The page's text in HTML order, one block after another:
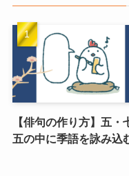
【俳句の作り方】五・
五の中に季語を詠み込